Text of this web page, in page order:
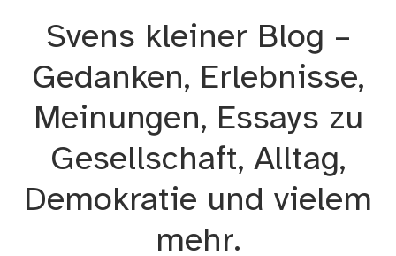
Svens kleiner Blog –
Gedanken, Erlebnisse,
Meinungen, Essays zu
Gesellschaft, Alltag,
Demokratie und vielem
mehr.